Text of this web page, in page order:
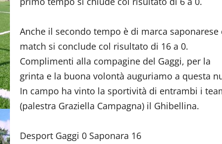
Anche il secondo tempo è di marca saponarese
match si conclude col risultato di 16 a 0.
Complimenti alla compagine del Gaggi, per la
grinta e la buona volontà auguriamo a questa
In campo ha vinto la sportività di entrambi i
(palestra Graziella Campagna) il Ghibellina.
Desport Gaggi 0 Saponara 16